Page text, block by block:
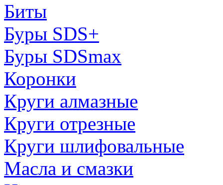
Биты
Буры SDS+
Буры SDSmax
Коронки
Круги алмазные
Круги отрезные
Круги шлифовальные
Масла и смазки